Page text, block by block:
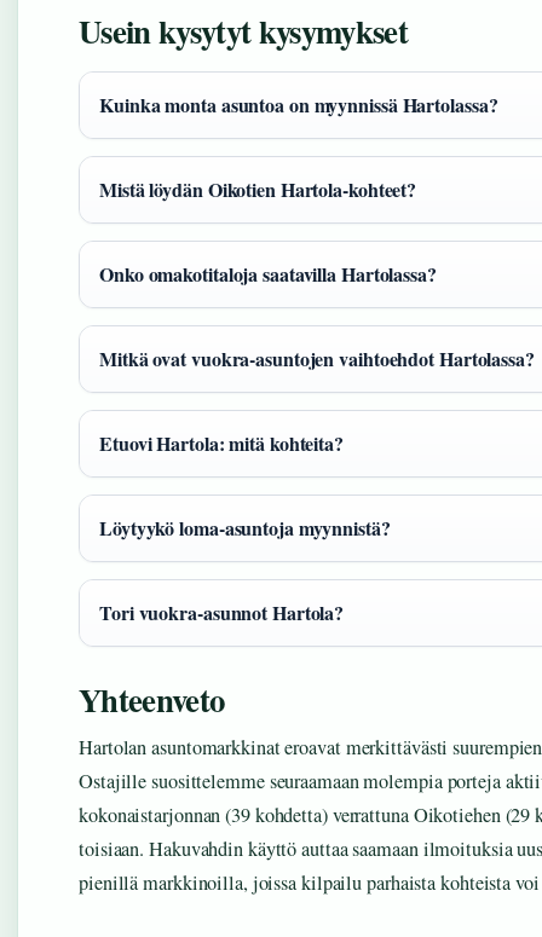
Usein kysytyt kysymykset
Kuinka monta asuntoa on myynnissä Hartolassa?
Mistä löydän Oikotien Hartola-kohteet?
Onko omakotitaloja saatavilla Hartolassa?
Mitkä ovat vuokra-asuntojen vaihtoehdot Hartolassa?
Etuovi Hartola: mitä kohteita?
Löytyykö loma-asuntoja myynnistä?
Tori vuokra-asunnot Hartola?
Yhteenveto
Hartolan asuntomarkkinat eroavat merkittävästi
Ostajille suosittelemme seuraamaan molempia porteja
kokonaistarjonnan (39 kohdetta) verrattuna Oikotiehen
toisiaan. Hakuvahdin käyttö auttaa saamaan ilmoituksia
pienillä markkinoilla, joissa kilpailu parhaista kohteista